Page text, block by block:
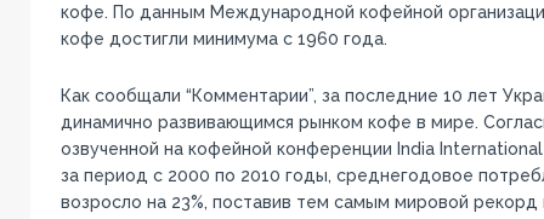
кофе. По данным Международной кофейной
кофе достигли минимума с 1960 года.
Как сообщали “Комментарии”, за последние 10 лет
динамично развивающимся рынком кофе в мире.
озвученной на кофейной конференции India
за период с 2000 по 2010 годы, среднегодовое
возросло на 23%, поставив тем самым мировой рекорд